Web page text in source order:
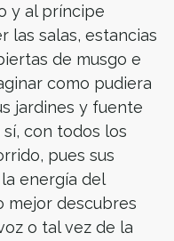
y al príncipe
las salas, estancias
de musgo e
como pudiera
jardines y fuente
con todos los
pues sus
energía del
mejor descubres
o tal vez de la